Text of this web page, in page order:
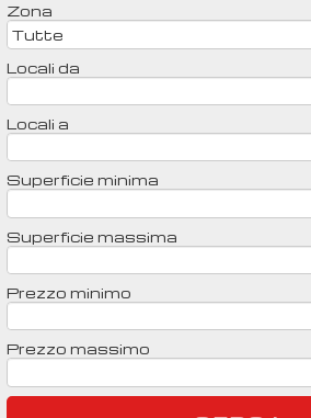
Zona
Locali da
Locali a
Superficie minima
Superficie massima
Prezzo minimo
Prezzo massimo